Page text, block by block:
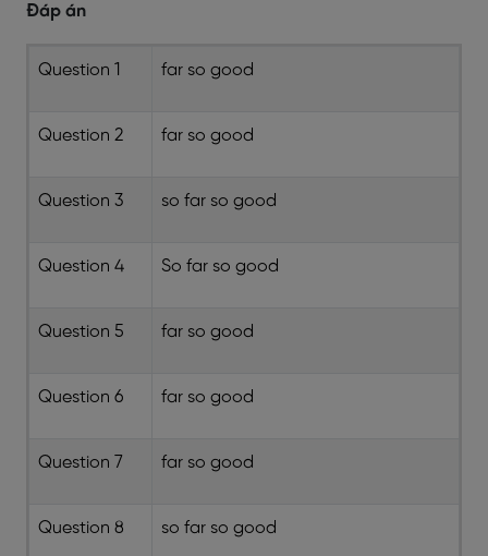
Đáp án
Question 1 far so good
Question 2 far so good
Question 3 so far so good
Question 4 So far so good
Question 5 far so good
Question 6 far so good
Question 7 far so good
Question 8 so far so good